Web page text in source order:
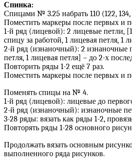
Спинка:
Спицами № 3.25 набрать 110 (122, 134,
Поместить маркеры после первых и
1-й ряд (лицевой): 2 лицевые петли,
спицу за работой, 1 лицевая петля,
2-й ряд (изнаночный): 2 изнаночные
петля, 1 лицевая петля] – до 2-х
Повторить ряды 1-2 ещё 7 раз.
Поместить маркеры после первых и
Поменять спицы на № 4.
1-й ряд (лицевой): лицевые до
2-й ряд (изнаночный): изнаночные
3-28 ряды: вязать как ряды 1-2,
Повторять ряды 1-28 основного
Продолжать вязать основным
выполненного ряда рисунков.